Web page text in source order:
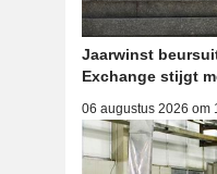
Jaarwinst
Exchange stijgt
06 augustus 2026 om